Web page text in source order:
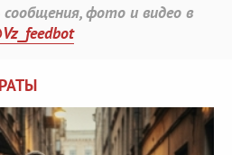
фото и видео в